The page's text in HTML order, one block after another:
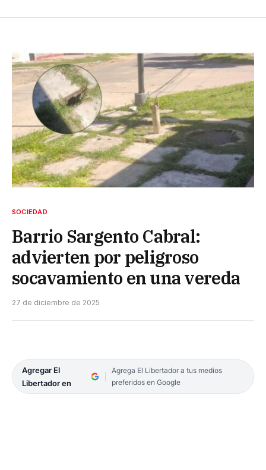
SOCIEDAD
Barrio Sargento Cabral:
advierten por peligroso
socavamiento en una vereda
27 de diciembre de 2025
Agregar El
Libertador en
Agrega El Libertador a tus medios
preferidos en Google